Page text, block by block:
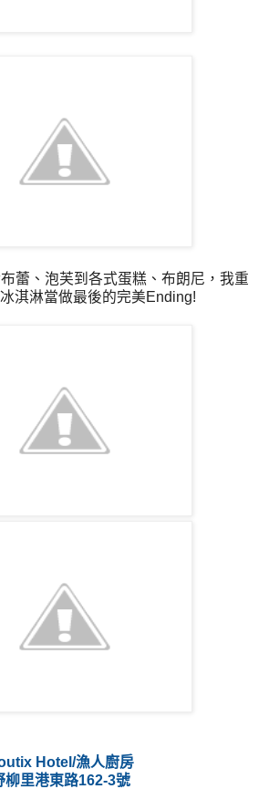
蕾、泡芙到各式蛋糕、布朗尼，我重
淇淋當做最後的完美Ending!
Hotel/漁人廚房
柳里港東路162-3號